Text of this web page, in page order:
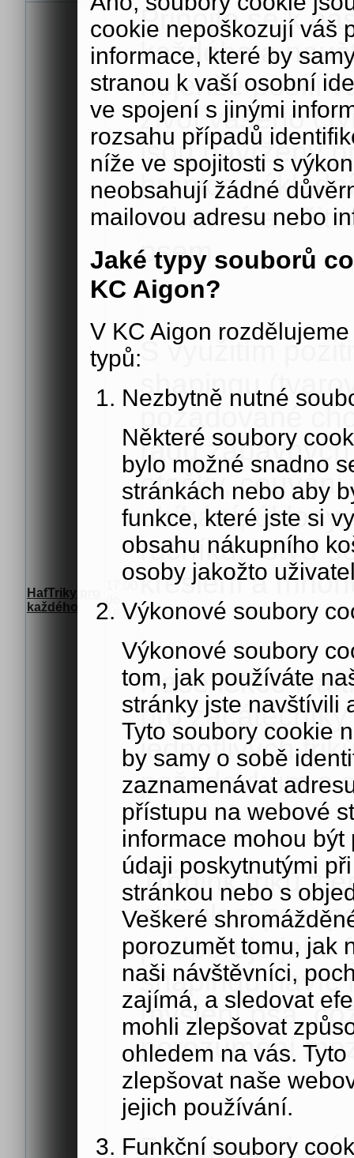
cookie nepoškozují váš
informace, které by
stranou k vaší osobní
ve spojení s jinými
rozsahu případů
níže ve spojitosti s
neobsahují žádné
mailovou adresu nebo
Jaké typy souborů
KC Aigon?
V KC Aigon
typů:
Nezbytně nutné
Některé soubory
bylo možné snadno
stránkách nebo aby
funkce, které jste si
obsahu nákupního
osoby jakožto
Výkonové soubory
Výkonové soubory
tom, jak používáte
stránky jste navštívili
Tyto soubory cookie
by samy o sobě
zaznamenávat
přístupu na webové
informace mohou
údaji poskytnutými
stránkou nebo s
Veškeré
porozumět tomu, jak
naši návštěvníci,
zajímá, a sledovat
mohli zlepšovat
ohledem na vás.
zlepšovat naše
jejich používání.
Funkční soubory
HafTriky pro
každého
18:00
Připojte se k
každého a
nejenže posílí
život vašeho
jsou navrženy
hranice
zábavné a
psem.
S využitím
shapingu
požadované
řadu
otočky,
obíhání,
ručníku, "styď
kreslení a
Naše lekce
pro
jednotlivých
požadavkům a
Trénink triků
stimulaci psa,
podporuje jeho
shapingu navíc
myšlení psa,
porozumění
Připojte se k